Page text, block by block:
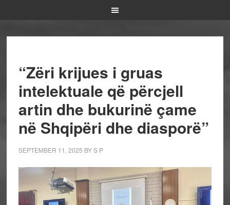
“Zëri krijues i gruas
intelektuale që përcjell
artin dhe bukurinë çame
në Shqipëri dhe diasporë”
SEPTEMBER 11, 2025 BYS P